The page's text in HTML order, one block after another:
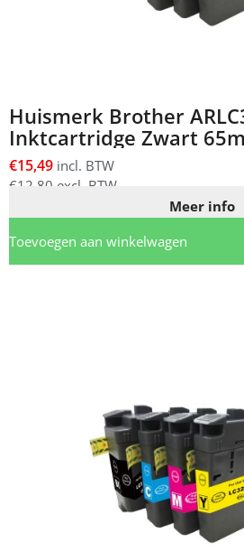
Huismerk Brother
Inktcartridge Zwart
€15,49 incl. BTW
€12,80 excl. BTW
Meer info
Toevoegen aan winkelwagen